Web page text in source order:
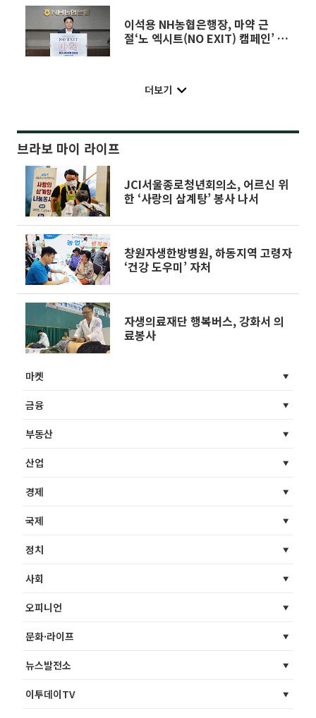
이석용 NH농협은행장, 마약 근
절‘노 엑시트(NO EXIT) 캠페인’ 동
더보기
브라보 마이 라이프
JCI서울종로청년회의소, 어르신 위
한 ‘사랑의 삼계탕’ 봉사 나서
창원자생한방병원, 하동지역 고령자
‘건강 도우미’ 자처
자생의료재단 행복버스, 강화서 의
료봉사
마켓
금융
부동산
산업
경제
국제
정치
사회
오피니언
문화·라이프
뉴스발전소
이투데이TV